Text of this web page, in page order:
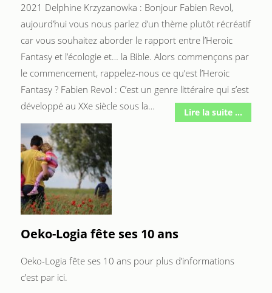
2021 Delphine Krzyzanowka : Bonjour Fabien Revol,
aujourd’hui vous nous parlez d’un thème plutôt récréatif
car vous souhaitez aborder le rapport entre l’Heroic
Fantasy et l’écologie et… la Bible. Alors commençons par
le commencement, rappelez-nous ce qu’est l’Heroic
Fantasy ? Fabien Revol : C’est un genre littéraire qui s’est
développé au XXe siècle sous la…
Lire la suite ...
Oeko-Logia fête ses 10 ans
Oeko-Logia fête ses 10 ans pour plus d’informations
c’est par ici.